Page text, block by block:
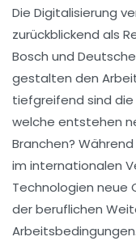
Die Digitalisierung
zurückblickend als
Bosch und
gestalten den
tiefgreifend sind die
welche entstehen
Branchen?
im internationalen
Technologien neue
der beruflichen
Arbeitsbedingungen.